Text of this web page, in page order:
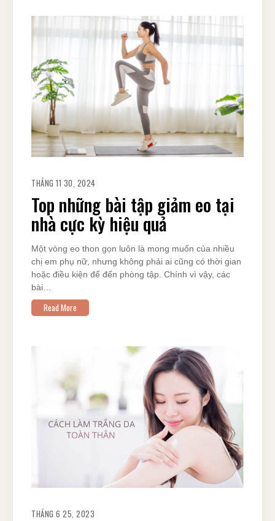
THÁNG 11 30, 2024
Top những bài tập giảm eo tại
nhà cực kỳ hiệu quả
Một vòng eo thon gọn luôn là mong muốn của nhiều
chị em phụ nữ, nhưng không phải ai cũng có thời gian
hoặc điều kiện để đến phòng tập. Chính vì vậy, các
bài…
Read More
THÁNG 6 25, 2023